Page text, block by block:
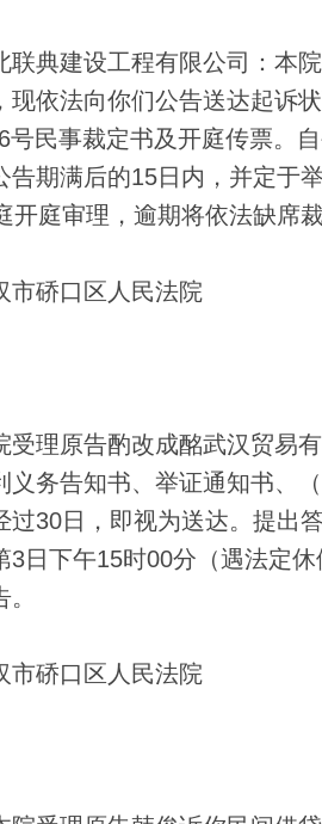
建设工程有限公司：本院
现依法向你们公告送达起诉
号民事裁定书及开庭传票。
告期满后的15日内，并定于
开庭审理，逾期将依法缺席
硚口区人民法院
原告酌改成酩武汉贸易有
义务告知书、举证通知书、
过30日，即视为送达。提出
3日下午15时00分（遇法定
硚口区人民法院